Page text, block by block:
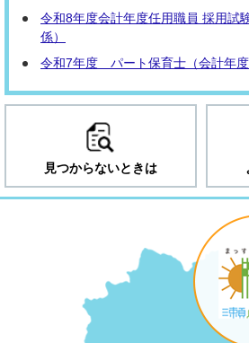
令和8年度会計年度任用職員 採用試
係）
令和7年度 パート保育士（会計年
見つからないときは